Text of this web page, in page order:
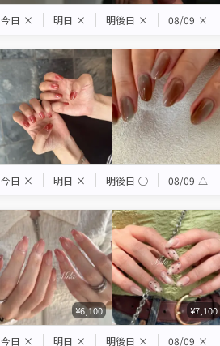
今日 × 明日 × 明後日 × 08/09 ×
今日 × 明日 × 明後日 ◯ 08/09 △
¥6,100 ¥7,100
今日 × 明日 × 明後日 × 08/09 ×